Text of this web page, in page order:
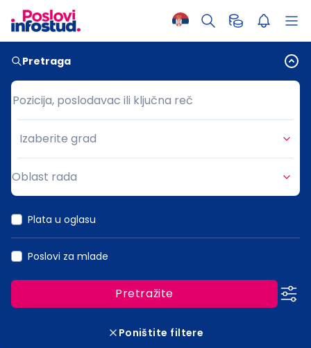
Pretraga
Pozicija, poslodavac ili ključna reč
Pozicija, poslodavac ili ključna reč
Grad
Izaberite grad
Oblast rada
Plata u oglasu
Poslovi za mlade
Pretražite
Poništite filtere